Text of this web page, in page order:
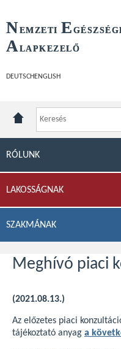
NEMZETI E
ALAPKEZELŐ
DEUTSCH ENGLISH
RÓLUNK
LAKOSSÁGNAK
SZAKMÁNAK
Meghívó piaci
(2021.08.13.)
Az előzetes piaci
tájékoztató anyag a